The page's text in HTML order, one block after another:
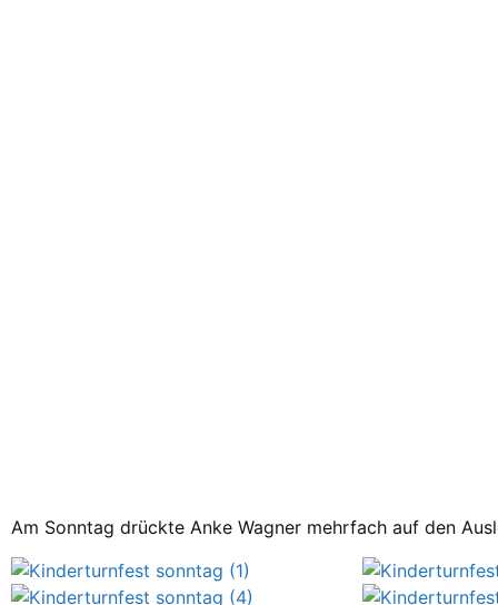
Am Sonntag drückte Anke Wagner mehrfach auf den